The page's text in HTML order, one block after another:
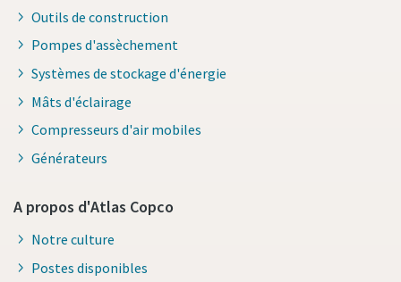
Outils de construction
Pompes d'assèchement
Systèmes de stockage d'énergie
Mâts d'éclairage
Compresseurs d'air mobiles
Générateurs
A propos d'Atlas Copco
Notre culture
Postes disponibles